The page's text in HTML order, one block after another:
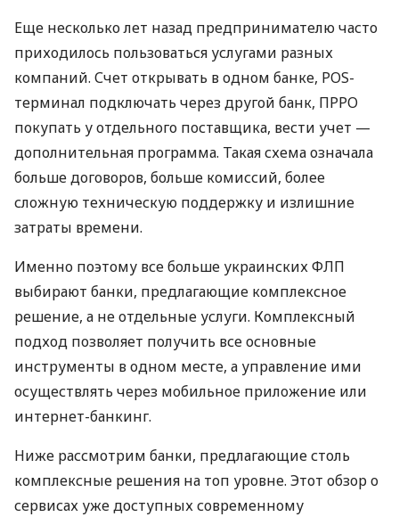
Еще несколько лет назад предпринимателю часто
приходилось пользоваться услугами разных
компаний. Счет открывать в одном банке, POS-
терминал подключать через другой банк, ПРРО
покупать у отдельного поставщика, вести учет —
дополнительная программа. Такая схема означала
больше договоров, больше комиссий, более
сложную техническую поддержку и излишние
затраты времени.
Именно поэтому все больше украинских ФЛП
выбирают банки, предлагающие комплексное
решение, а не отдельные услуги. Комплексный
подход позволяет получить все основные
инструменты в одном месте, а управление ими
осуществлять через мобильное приложение или
интернет-банкинг.
Ниже рассмотрим банки, предлагающие столь
комплексные решения на топ уровне. Этот обзор о
сервисах уже доступных современному